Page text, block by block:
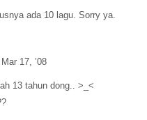
ada 10 lagu. Sorry ya.
17, ’08
13 tahun dong.. >_<